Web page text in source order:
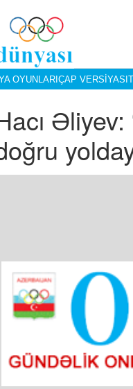
OYUNLARIÇAP VERSIYASI